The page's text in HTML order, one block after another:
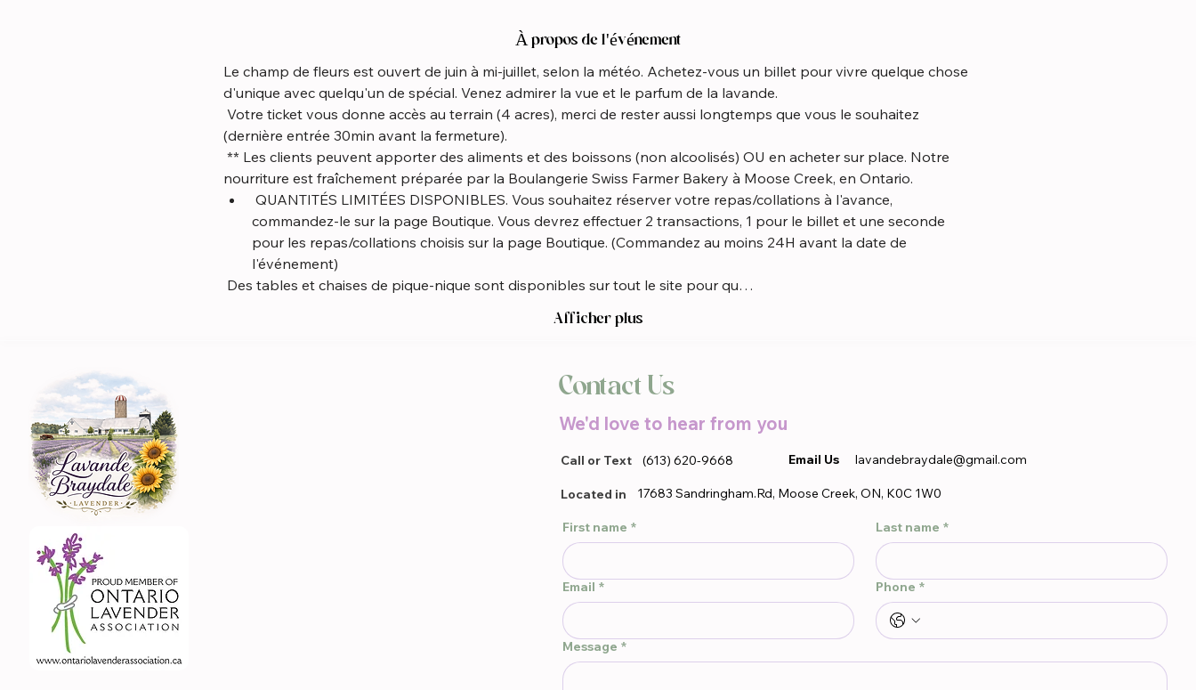
À propos de l'événement
Le champ de fleurs est ouvert de juin à mi-juillet, selon la météo. Achetez-vous un billet pour vivre quelque chose
d'unique avec quelqu'un de spécial. Venez admirer la vue et le parfum de la lavande.
(dernière entrée 30min avant la fermeture).
nourriture est fraîchement préparée par la Boulangerie Swiss Farmer Bakery à Moose Creek, en Ontario.
commandez-le sur la page Boutique. Vous devrez effectuer 2 transactions, 1 pour le billet et une seconde
pour les repas/collations choisis sur la page Boutique. (Commandez au moins 24H avant la date de
l'événement)
Des tables et chaises de pique-nique sont disponibles sur tout le site pour qu…
Afficher plus
Contact Us
We'd love to hear from you
Call or Text (613) 620-9668 Email Us lavandebraydale@gmail.com
Located in 17683 Sandringham.Rd, Moose Creek, ON, K0C 1W0
First name * Last name *
Email * Phone *
Message *